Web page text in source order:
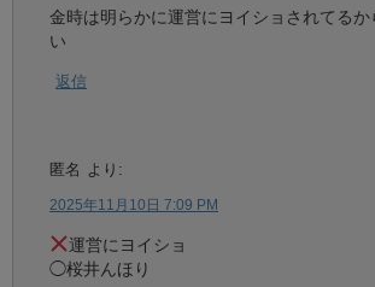
金時は明らかに運営にヨイショされてるか
い
返信
匿名 より:
2025年11月10日 7:09 PM
運営にヨイショ
◯桜井んほり